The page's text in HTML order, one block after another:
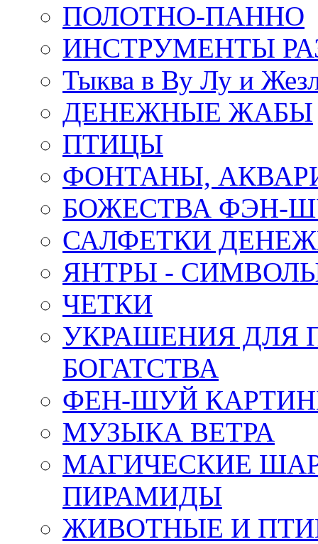
ПОЛОТНО-ПАННО
ИНСТРУМЕНТЫ
Тыква в Ву Лу и
ДЕНЕЖНЫЕ ЖАБЫ
ПТИЦЫ
ФОНТАНЫ,
БОЖЕСТВА ФЭН-
САЛФЕТКИ
ЯНТРЫ -
ЧЕТКИ
УКРАШЕНИЯ ДЛЯ
БОГАТСТВА
ФЕН-ШУЙ
МУЗЫКА ВЕТРА
МАГИЧЕСКИЕ
ПИРАМИДЫ
ЖИВОТНЫЕ И